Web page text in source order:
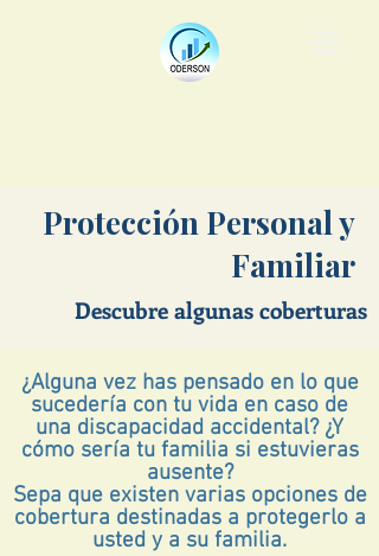
Protección Personal y
Familiar
Descubre algunas coberturas
¿Alguna vez has pensado en lo que
sucedería con tu vida en caso de
una discapacidad accidental? ¿Y
cómo sería tu familia si estuvieras
ausente?
Sepa que existen varias opciones de
cobertura destinadas a protegerlo a
usted y a su familia.